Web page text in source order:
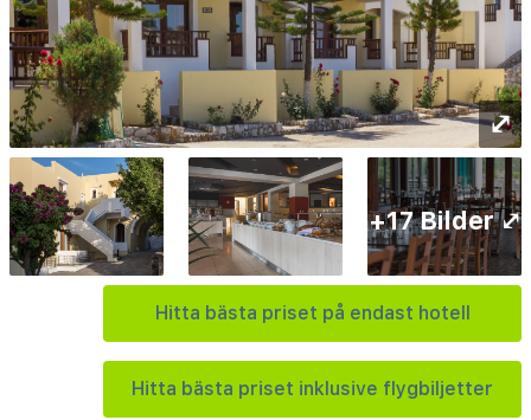
⤢
Hitta bästa priset på endast hotell
Hitta bästa priset inklusive flygbiljetter
+17 Bilder ⤢